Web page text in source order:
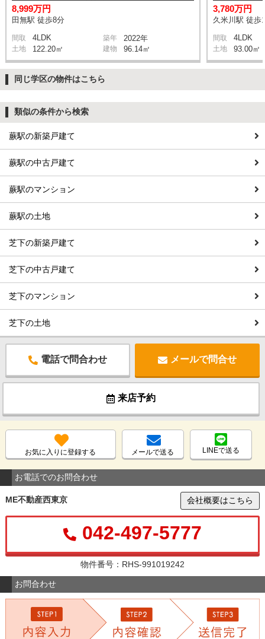
8,999万円
田無駅 徒歩8分
間取 4LDK 築年 2022年
土地 122.20㎡ 建物 96.14㎡
3,780万円
久米川駅 徒歩
間取 4LDK
土地 93.00㎡
同じ学区の物件はこちら
類似の条件から検索
蕨駅の新築戸建て
蕨駅の中古戸建て
蕨駅のマンション
蕨駅の土地
芝下の新築戸建て
芝下の中古戸建て
芝下のマンション
芝下の土地
電話で問合わせ メールで問合せ
来店予約
お気に入りに登録する メールで送る LINEで送る
お電話でのお問合わせ
ME不動産西東京 会社概要はこちら
042-497-5777
物件番号：RHS-991019242
お問合わせ